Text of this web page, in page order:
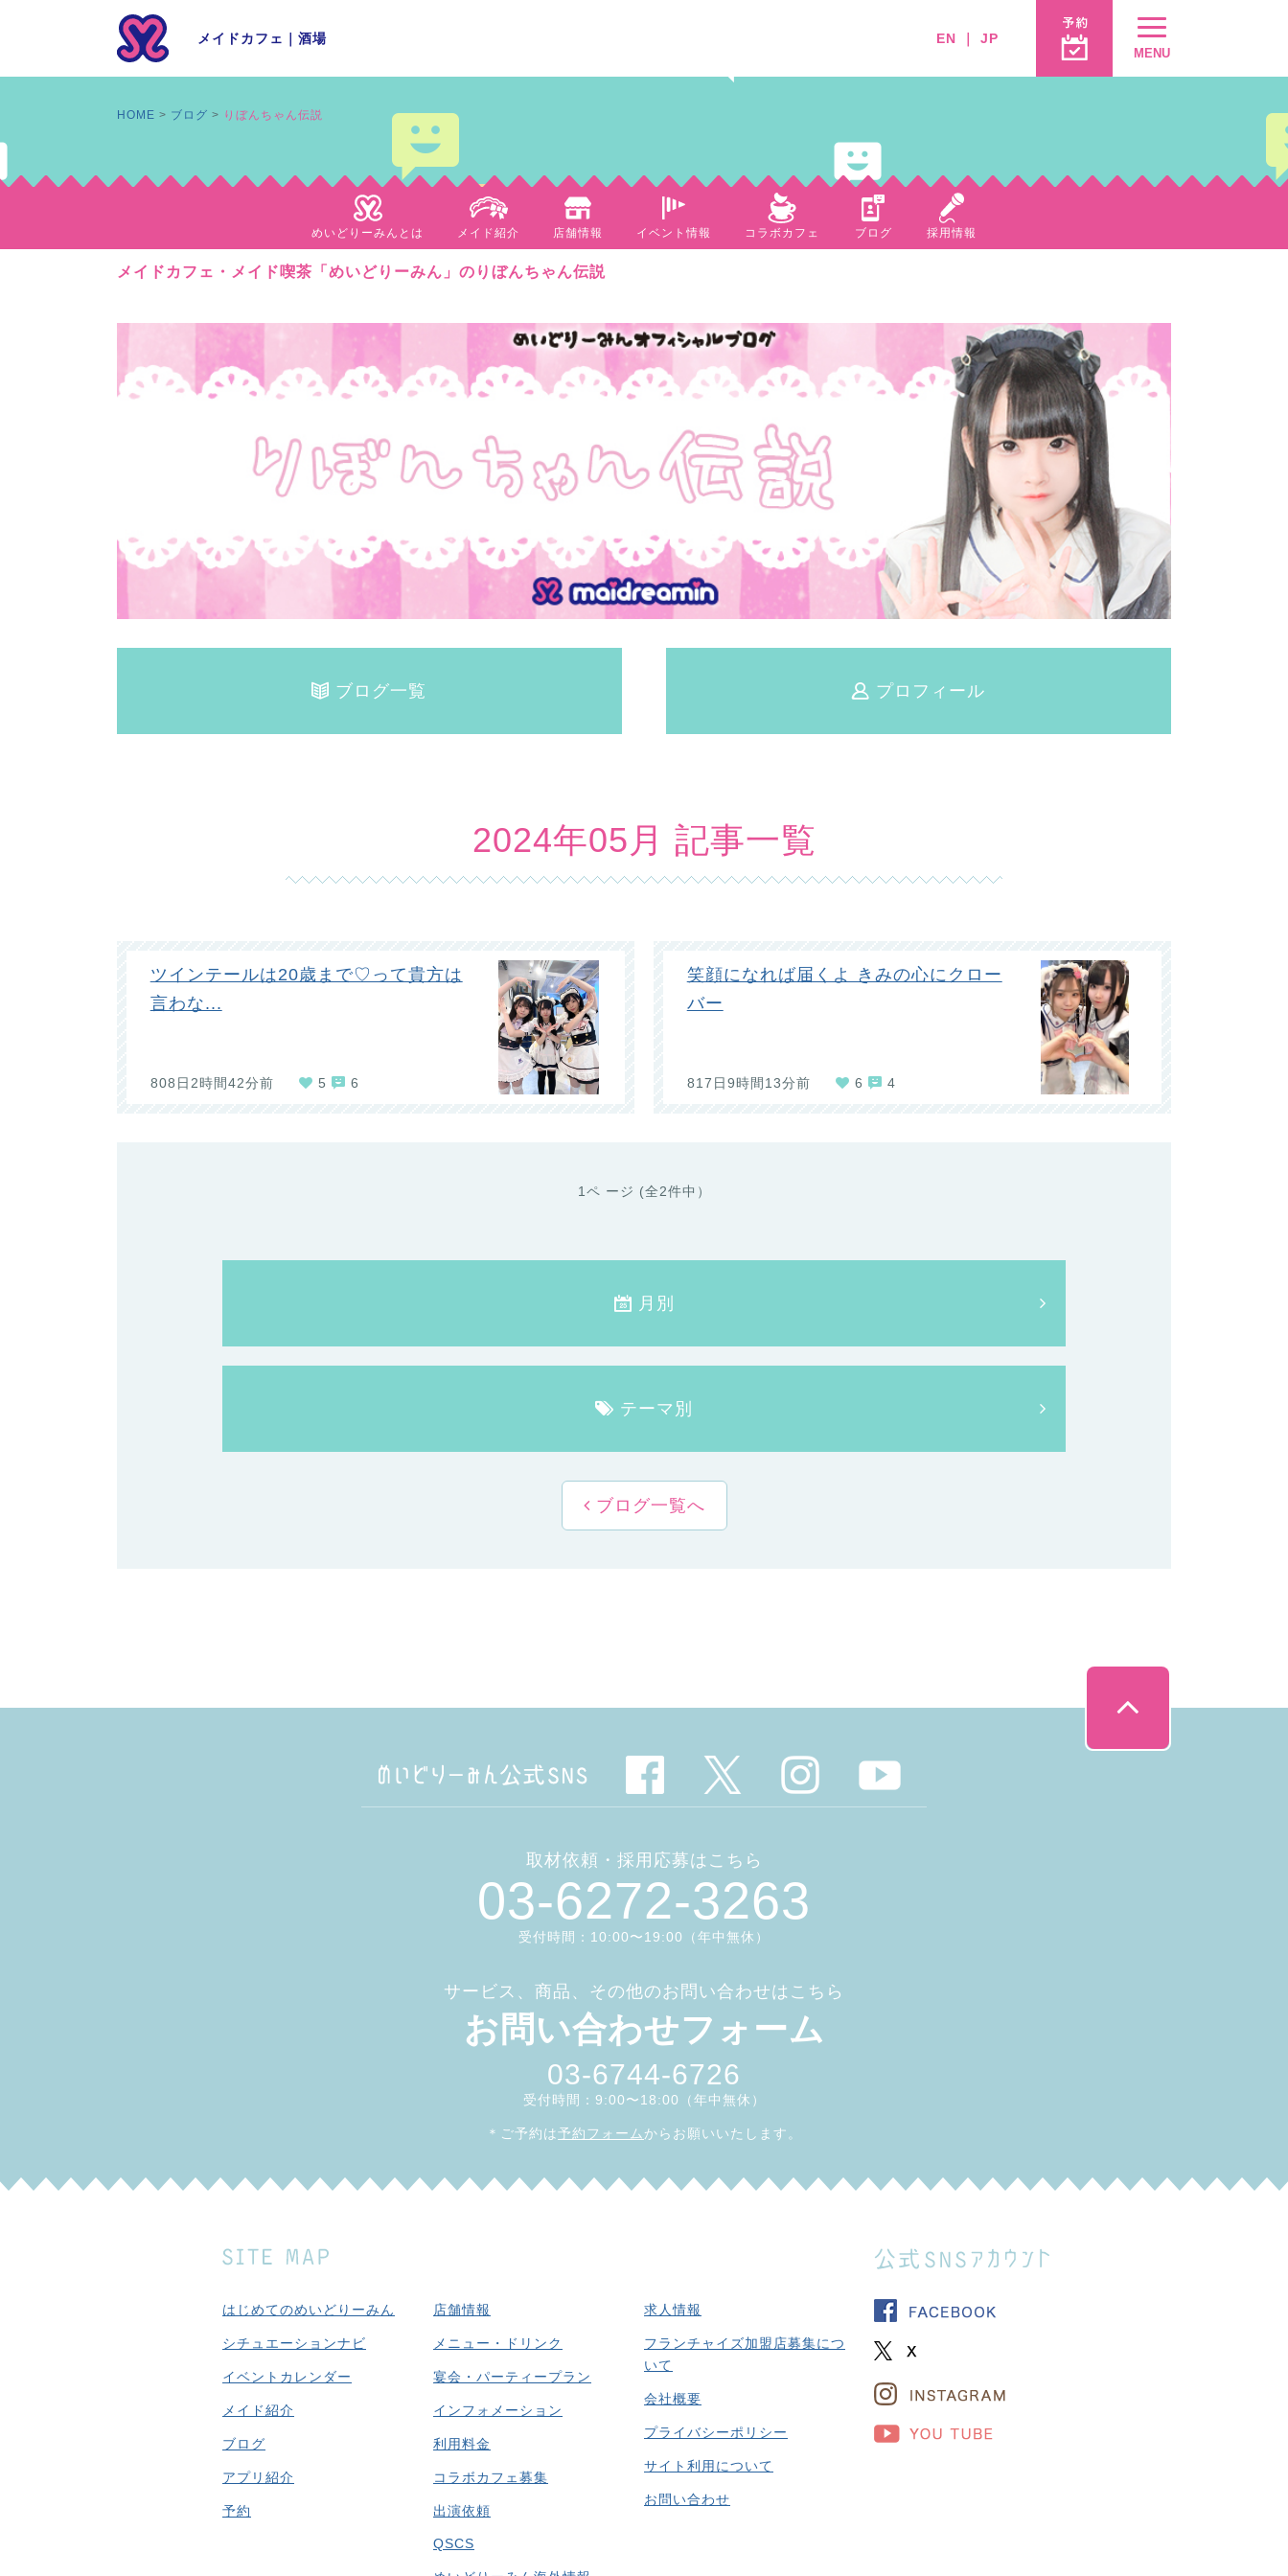
メイドカフェ ｜ 酒場 EN ｜ JP
MENU
めいどりーみんとは メイド紹介 店舗情報 イベント情報 コラボカフェ ブログ 採用情報
メイドカフェ・メイド喫茶「めいどりーみん」のりぼんちゃん伝説
HOME ブログ りぼんちゃん伝説
ブログ一覧 プロフィール
2024年05月 記事一覧
ツインテールは20歳まで♡って貴方は
言わな...
808日2時間42分前 5 6
笑顔になれば届くよ きみの心にクロー
バー
817日9時間13分前 6 4
1ペ ージ (全2件中）
月別
テーマ別
ブログ一覧へ
取材依頼・採用応募はこちら
03-6272-3263
受付時間：10:00〜19:00（年中無休）
サービス、商品、その他のお問い合わせはこちら
お問い合わせフォーム
03-6744-6726
受付時間：9:00〜18:00（年中無休）
＊ご予約は予約フォーム からお願いいたします。
はじめてのめいどりーみん
シチュエーションナビ
イベントカレンダー
メイド紹介
ブログ
アプリ紹介
予約
店舗情報
メニュー・ドリンク
宴会・パーティープラン
インフォメーション
利用料金
コラボカフェ募集
出演依頼
QSCS
求人情報
フランチャイズ加盟店募集につ
いて
会社概要
プライバシーポリシー
サイト利用について
お問い合わせ